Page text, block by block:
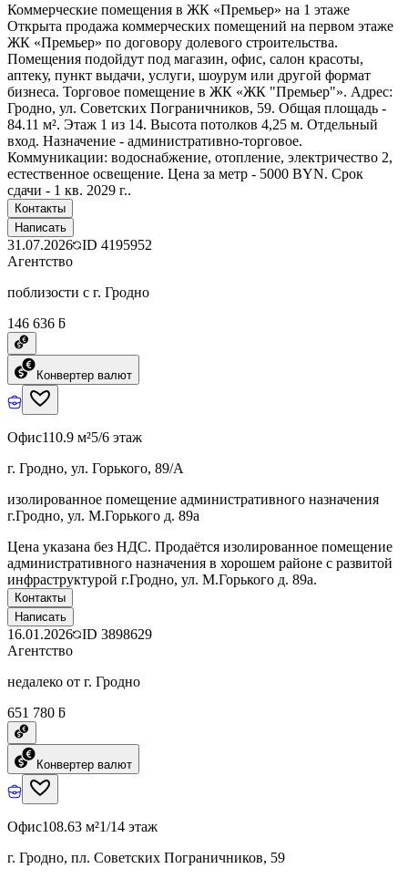
Коммерческие помещения в ЖК «Премьер» на 1 этаже
Открыта продажа коммерческих помещений на первом этаже
ЖК «Премьер» по договору долевого строительства.
Помещения подойдут под магазин, офис, салон красоты,
аптеку, пункт выдачи, услуги, шоурум или другой формат
бизнеса. Торговое помещение в ЖК «ЖК "Премьер"». Адрес:
Гродно, ул. Советских Пограничников, 59. Общая площадь -
84.11 м². Этаж 1 из 14. Высота потолков 4,25 м. Отдельный
вход. Назначение - административно-торговое.
Коммуникации: водоснабжение, отопление, электричество 2,
естественное освещение. Цена за метр - 5000 BYN. Срок
сдачи - 1 кв. 2029 г..
Контакты
Написать
31.07.2026 ID 4195952
Агентство
поблизости с г. Гродно
146 636 ƃ
Конвертер валют
Офис110.9 м²5/6 этаж
г. Гродно, ул. Горького, 89/А
изолированное помещение административного назначения
г.Гродно, ул. М.Горького д. 89а
Цена указана без НДС. Продаётся изолированное помещение
административного назначения в хорошем районе с развитой
инфраструктурой г.Гродно, ул. М.Горького д. 89а.
Контакты
Написать
16.01.2026 ID 3898629
Агентство
недалеко от г. Гродно
651 780 ƃ
Конвертер валют
Офис108.63 м²1/14 этаж
г. Гродно, пл. Советских Пограничников, 59